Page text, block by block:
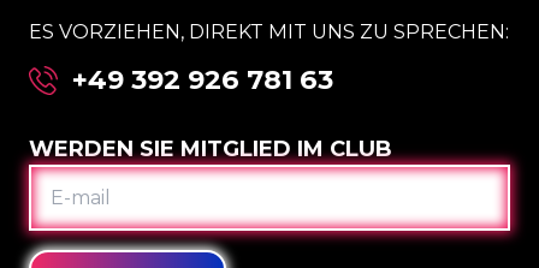
ES VORZIEHEN, DIREKT MIT UNS ZU SPRECHEN:
+49 392 926 781 63
WERDEN SIE MITGLIED IM CLUB
E-
MAIL